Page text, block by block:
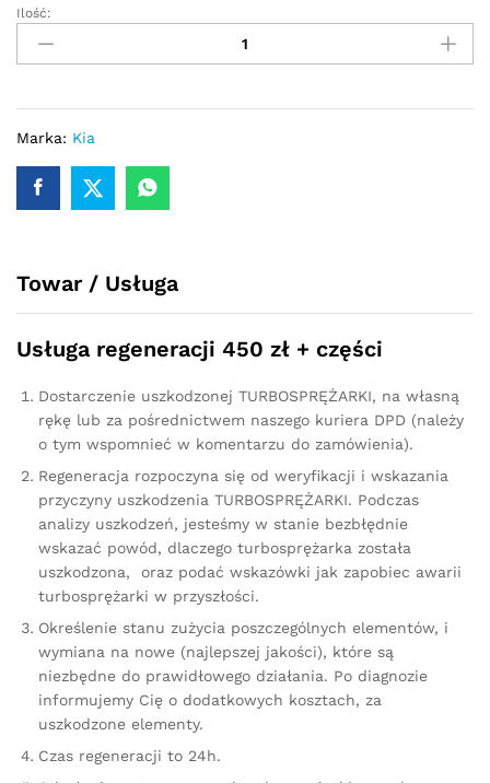
Turbosprężarka
turbina
Optima
1.7
136
KM
quantity
Ilość:
Marka: Kia
Towar / Usługa
Usługa regeneracji 450 zł + części
Dostarczenie uszkodzonej TURBOSPRĘŻARKI, na własną
rękę lub za pośrednictwem naszego kuriera DPD (należy
o tym wspomnieć w komentarzu do zamówienia).
Regeneracja rozpoczyna się od weryfikacji i wskazania
przyczyny uszkodzenia TURBOSPRĘŻARKI. Podczas
analizy uszkodzeń, jesteśmy w stanie bezbłędnie
wskazać powód, dlaczego turbosprężarka została
uszkodzona, oraz podać wskazówki jak zapobiec awarii
turbosprężarki w przyszłości.
Określenie stanu zużycia poszczególnych elementów, i
wymiana na nowe (najlepszej jakości), które są
niezbędne do prawidłowego działania. Po diagnozie
informujemy Cię o dodatkowych kosztach, za
uszkodzone elementy.
Czas regeneracji to 24h.